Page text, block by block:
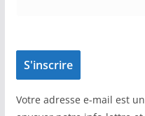
Votre adresse e-mail est